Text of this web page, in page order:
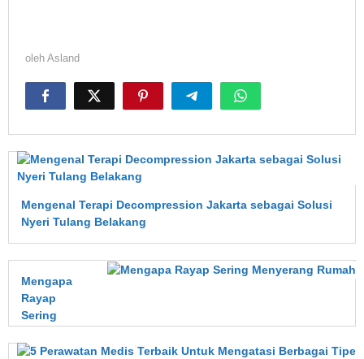
oleh Asland
Mengenal Terapi Decompression Jakarta sebagai Solusi
Nyeri Tulang Belakang
Mengapa
Rayap
Sering
Rumah?